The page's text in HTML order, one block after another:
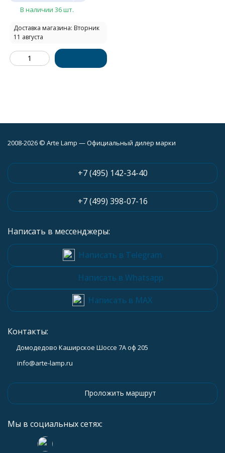
В наличии 36 шт.
Доставка магазина: Вторник
11 августа
2008-2026 © Arte Lamp — Официальный дилер марки
+7 (495) 142-34-40
+7 (499) 398-07-16
Написать в мессенджеры:
Написать в Telegram
Написать в Whatsapp
Написать в MAX
Контакты:
Домодедово Каширское Шоссе 7А оф 205
info@arte-lamp.ru
Проложить маршрут
Мы в социальных сетях: